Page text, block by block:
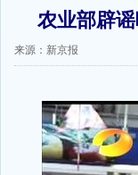
农业部辟
来源：新京报